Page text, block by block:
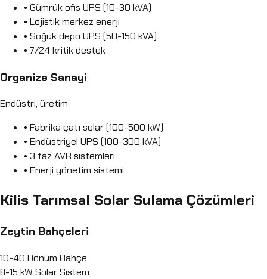
• Gümrük ofis UPS (10-30 kVA)
• Lojistik merkez enerji
• Soğuk depo UPS (50-150 kVA)
• 7/24 kritik destek
Organize Sanayi
Endüstri, üretim
• Fabrika çatı solar (100-500 kW)
• Endüstriyel UPS (100-300 kVA)
• 3 faz AVR sistemleri
• Enerji yönetim sistemi
Kilis Tarımsal Solar Sulama Çözümleri
Zeytin Bahçeleri
10-40 Dönüm Bahçe
8-15 kW Solar Sistem